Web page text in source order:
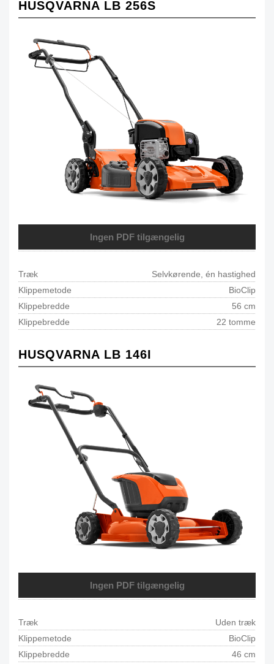
HUSQVARNA LB 256S
Ingen PDF tilgængelig
Træk
Selvkørende, én hastighed
Klippemetode
BioClip
Klippebredde
56 cm
Klippebredde
22 tomme
HUSQVARNA LB 146I
Ingen PDF tilgængelig
Træk
Uden træk
Klippemetode
BioClip
Klippebredde
46 cm